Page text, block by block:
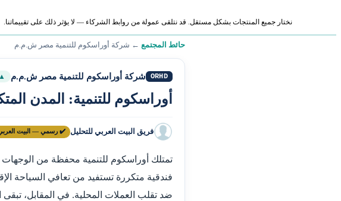
نختار جميع المنتجات بشكل مستقل. قد نتلقى عمولة من روابط الشركاء — لا يؤثر ذلك على تقييماتنا.
حائط المجتمع ← شركة أوراسكوم للتنمية مصر ش.م.م
ORHD شركة أوراسكوم للتنمية مصر ش.م.م
أوراسكوم للتنمية: المدن
فريق البيت العربي للتحليل ✔️ رسمي — البيت
تمتلك أوراسكوم للتنمية محفظة من الوجهات
فندقية متكررة تستفيد من تعافي السياحة
ضد تقلب العملات المحلية. في المقابل، تبقى